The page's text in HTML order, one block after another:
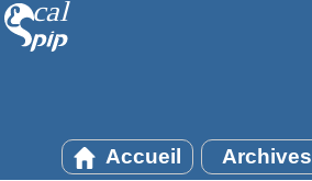
Accueil Archives